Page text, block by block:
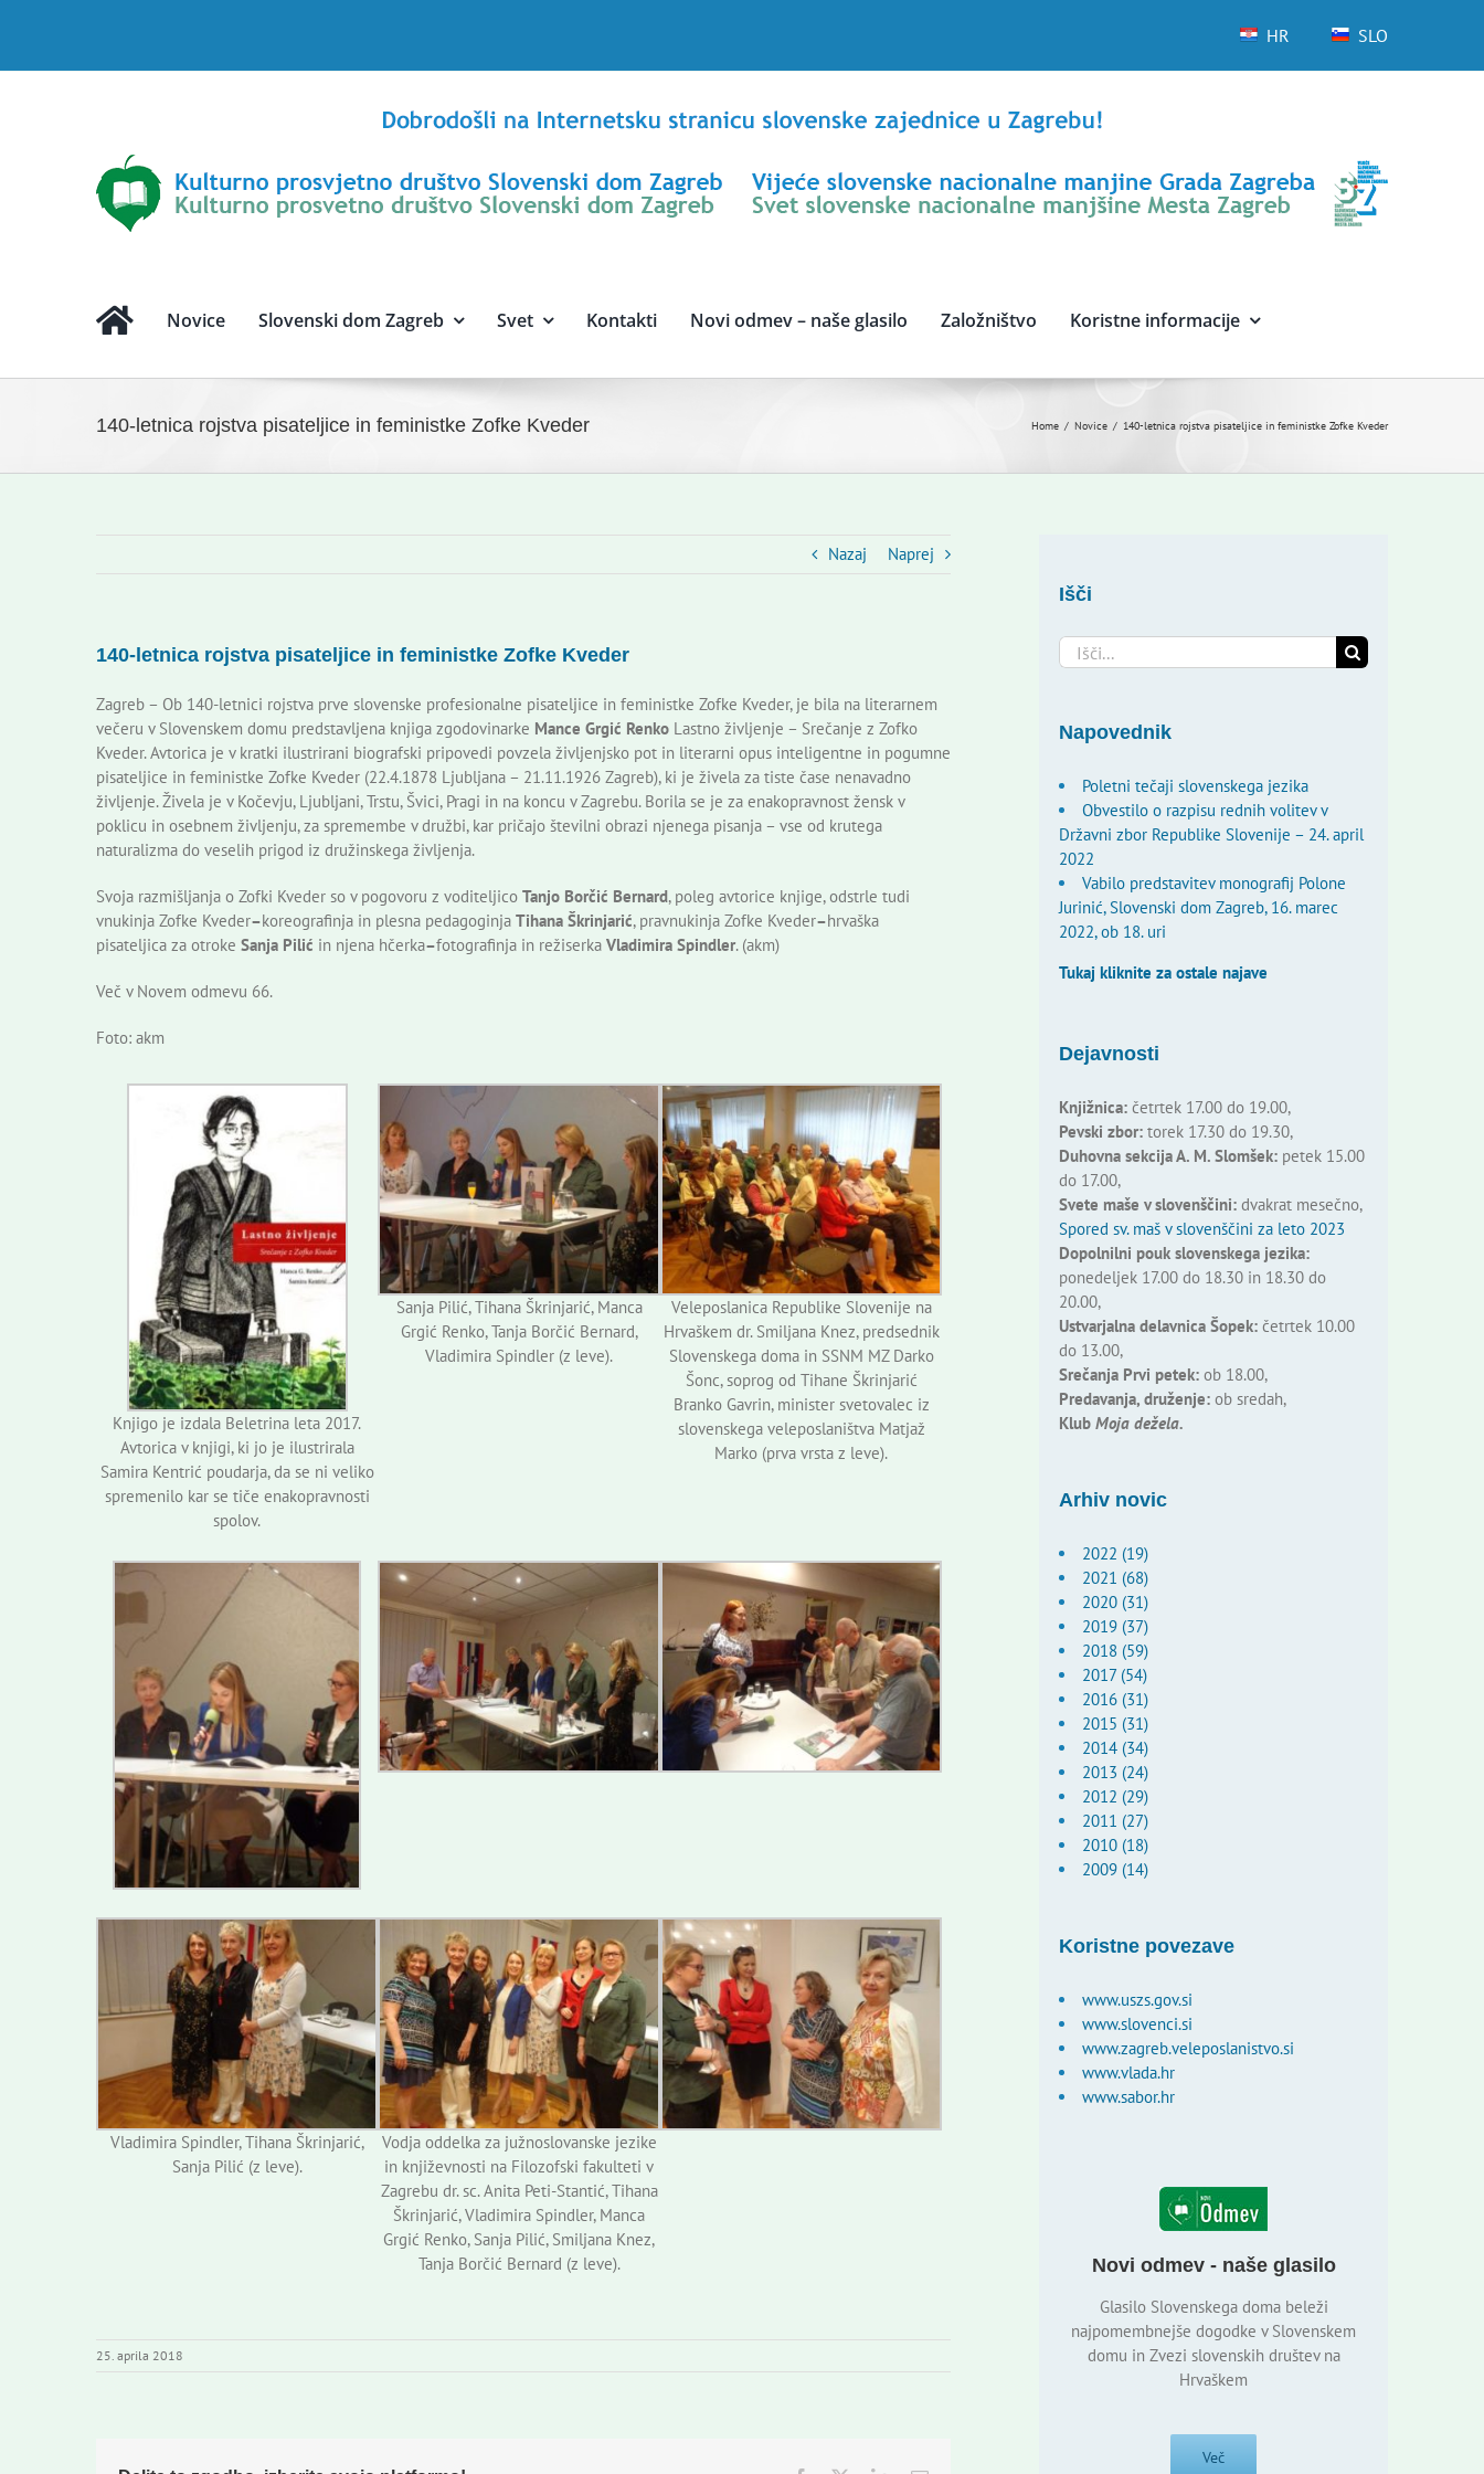
HR SLO
Novice Slovenski dom Zagreb Svet Kontakti Novi odmev – naše glasilo Založništvo Koristne informacije
140-letnica rojstva pisateljice in feministke Zofke Kveder Home Novice 140-letnica rojstva pisateljice in feministke Zofke Kveder
Nazaj Naprej
140-letnica rojstva pisateljice in feministke Zofke Kveder
Zagreb – Ob 140-letnici rojstva prve slovenske profesionalne pisateljice in feministke Zofke Kveder, je bila na literarnem
večeru v Slovenskem domu predstavljena knjiga zgodovinarke Mance Grgić Renko Lastno življenje – Srečanje z Zofko
Kveder. Avtorica je v kratki ilustrirani biografski pripovedi povzela življenjsko pot in literarni opus inteligentne in pogumne
pisateljice in feministke Zofke Kveder (22.4.1878 Ljubljana – 21.11.1926 Zagreb), ki je živela za tiste čase nenavadno
življenje. Živela je v Kočevju, Ljubljani, Trstu, Švici, Pragi in na koncu v Zagrebu. Borila se je za enakopravnost žensk v
poklicu in osebnem življenju, za spremembe v družbi, kar pričajo številni obrazi njenega pisanja – vse od krutega
naturalizma do veselih prigod iz družinskega življenja.
Svoja razmišljanja o Zofki Kveder so v pogovoru z voditeljico Tanjo Borčić Bernard, poleg avtorice knjige, odstrle tudi
vnukinja Zofke Kveder–koreografinja in plesna pedagoginja Tihana Škrinjarić, pravnukinja Zofke Kveder–hrvaška
pisateljica za otroke Sanja Pilić in njena hčerka–fotografinja in režiserka Vladimira Spindler. (akm)
Več v Novem odmevu 66.
Foto: akm
Knjigo je izdala Beletrina leta 2017.
Avtorica v knjigi, ki jo je ilustrirala
Samira Kentrić poudarja, da se ni veliko
spremenilo kar se tiče enakopravnosti
spolov.
Sanja Pilić, Tihana Škrinjarić, Manca
Grgić Renko, Tanja Borčić Bernard,
Vladimira Spindler (z leve).
Veleposlanica Republike Slovenije na
Hrvaškem dr. Smiljana Knez, predsednik
Slovenskega doma in SSNM MZ Darko
Šonc, soprog od Tihane Škrinjarić
Branko Gavrin, minister svetovalec iz
slovenskega veleposlaništva Matjaž
Marko (prva vrsta z leve).
Vladimira Spindler, Tihana Škrinjarić,
Sanja Pilić (z leve).
Vodja oddelka za južnoslovanske jezike
in književnosti na Filozofski fakulteti v
Zagrebu dr. sc. Anita Peti-Stantić, Tihana
Škrinjarić, Vladimira Spindler, Manca
Grgić Renko, Sanja Pilić, Smiljana Knez,
Tanja Borčić Bernard (z leve).
25. aprila 2018
Išči
Search
for:
Napovednik
Poletni tečaji slovenskega jezika
Obvestilo o razpisu rednih volitev v
Državni zbor Republike Slovenije – 24. april
2022
Vabilo predstavitev monografij Polone
Jurinić, Slovenski dom Zagreb, 16. marec
2022, ob 18. uri
Tukaj kliknite za ostale najave
Dejavnosti
Knjižnica:četrtek 17.00 do 19.00,
Pevski zbor:torek 17.30 do 19.30,
Duhovna sekcija A. M. Slomšek:petek 15.00
do 17.00,
Svete maše v slovenščini:dvakrat mesečno,
Spored sv. maš v slovenščini za leto 2023
Dopolnilni pouk slovenskega jezika:
ponedeljek 17.00 do 18.30 in 18.30 do
20.00,
Ustvarjalna delavnica Šopek:četrtek 10.00
do 13.00,
Srečanja Prvi petek:ob 18.00,
Predavanja, druženje:ob sredah,
Klub Moja dežela.
Arhiv novic
2022 (19)
2021 (68)
2020 (31)
2019 (37)
2018 (59)
2017 (54)
2016 (31)
2015 (31)
2014 (34)
2013 (24)
2012 (29)
2011 (27)
2010 (18)
2009 (14)
Koristne povezave
www.uszs.gov.si
www.slovenci.si
www.zagreb.veleposlanistvo.si
www.vlada.hr
www.sabor.hr
Novi odmev - naše glasilo
Glasilo Slovenskega doma beleži
najpomembnejše dogodke v Slovenskem
domu in Zvezi slovenskih društev na
Hrvaškem
Več